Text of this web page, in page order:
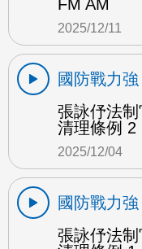
FM AM
2025/12/11
國防戰力強
張詠伃法
清理條例 2
2025/12/04
國防戰力強
張詠伃法